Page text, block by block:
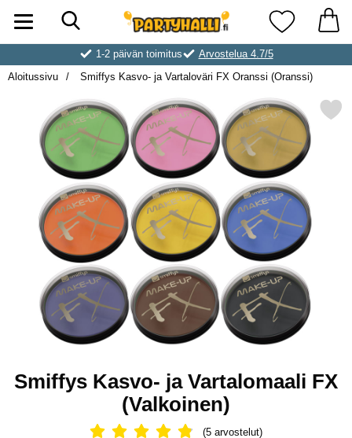
Ostoskori laajennettu Partyhallen AB
Suosikkini
1-2 päivän toimitus
Arvostelua 4.7/5
Aloitussivu
Smiffys Kasvo- ja Vartaloväri FX Oranssi (Oranssi)
Merkitse smiffys Kasvo- ja Vartaloväri
Smiffys Kasvo- ja Vartalomaali FX
(Valkoinen)
(5 arvostelut)